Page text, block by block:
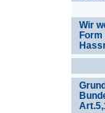
Wir